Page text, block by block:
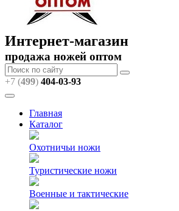
Интернет-магазин
продажа ножей оптом
+7 (499) 404-03-93
Главная
Каталог
Охотничьи ножи
Туристические ножи
Военные и тактические